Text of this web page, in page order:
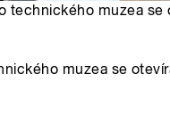
technického muzea se
muzea se